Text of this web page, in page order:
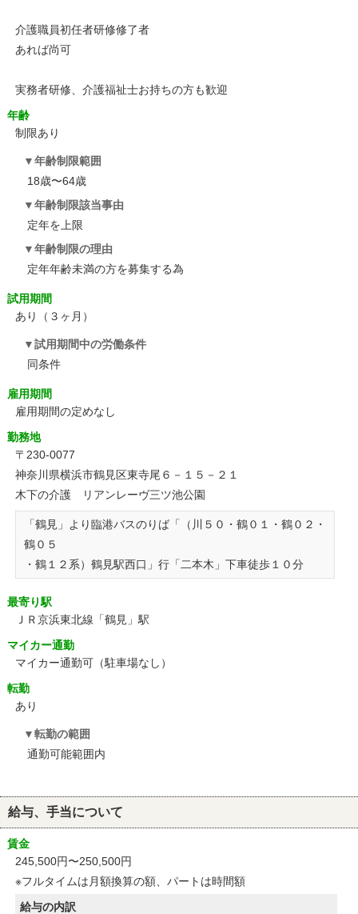
介護職員初任者研修修了者
あれば尚可
実務者研修、介護福祉士お持ちの方も歓迎
年齢
制限あり
年齢制限範囲
18歳〜64歳
年齢制限該当事由
定年を上限
年齢制限の理由
定年年齢未満の方を募集する為
試用期間
あり（３ヶ月）
試用期間中の労働条件
同条件
雇用期間
雇用期間の定めなし
勤務地
〒230-0077
神奈川県横浜市鶴見区東寺尾６－１５－２１
木下の介護 リアンレーヴ三ツ池公園
「鶴見」より臨港バスのりば「（川５０・鶴０１・鶴０２・
鶴０５
・鶴１２系）鶴見駅西口」行「二本木」下車徒歩１０分
最寄り駅
ＪＲ京浜東北線「鶴見」駅
マイカー通勤
マイカー通勤可（駐車場なし）
転勤
あり
転勤の範囲
通勤可能範囲内
給与、手当について
賃金
245,500円〜250,500円
※フルタイムは月額換算の額、パートは時間額
給与の内訳